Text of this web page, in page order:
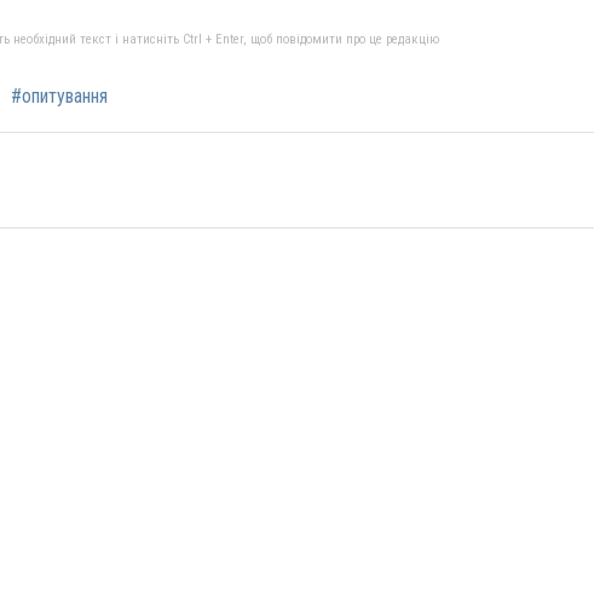
текст і натисніть Ctrl + Enter, щоб повідомити про це редакцію
#опитування